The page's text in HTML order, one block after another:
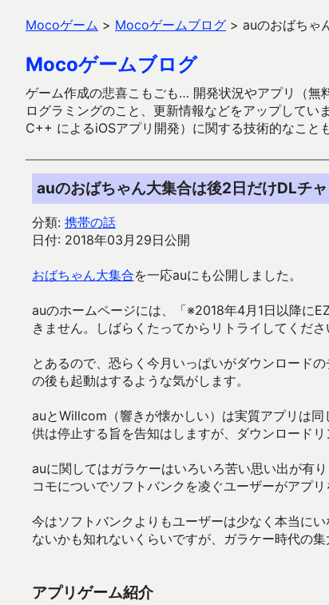
Mocoゲーム > Mocoゲームブログ > auのおばちゃ
Mocoゲームブログ
ゲーム作成の悲喜こもごも… 開発状況やアプリ（
ログラミングのこと、更新情報などをアップして
C++ によるiOSアプリ開発）に関する技術的なこと
auのおばちゃん大集合は後2日だけDLチャ
分類: 携帯の話
日付: 2018年03月29日公開
おばちゃん大集合を一応auにも公開しました。
auのホームページには、「※2018年4月1日以降に
きません。しばらくたってからリトライしてくだ
とあるので、恐らく今月いっぱいがダウンロード
の後も起動はするような気がします。
auとWillcom（響きが懐かしい）は実質アプリは
供は停止する旨を告知はしますが、ダウンロードリ
auに関してはガラケーはいろいろ苦い思い出が有
コモについでソフトバンクを凌ぐユーザーがアプ
今はソフトバンクよりもユーザーは少なく本当に
ないかも知れないくらいですが、ガラケー時代の
アプリゲーム紹介